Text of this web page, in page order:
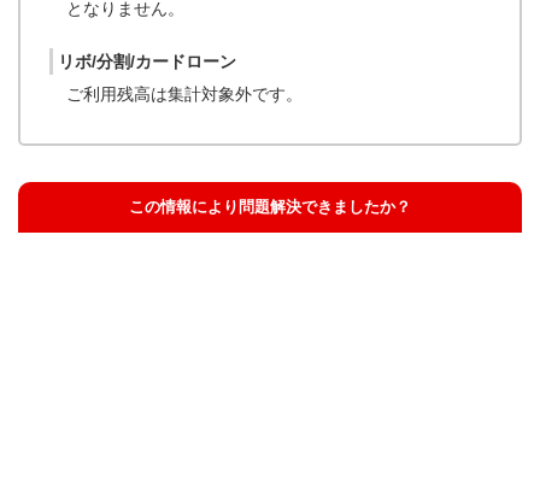
となりません。
リボ/分割/カードローン
ご利用残高は集計対象外です。
この情報により問題解決できましたか？